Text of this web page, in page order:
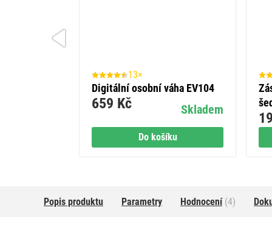
Do košíku
13×
Digitální osobní váha EV104
Skladem
659 Kč
Popis produktu Parametry Hodnocení(4)